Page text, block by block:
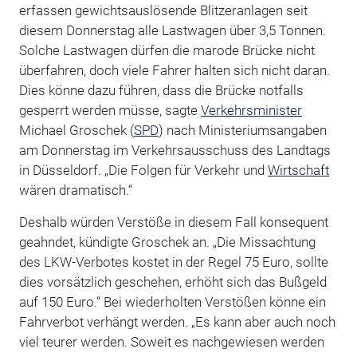
erfassen gewichtsauslösende Blitzeranlagen seit
diesem Donnerstag alle Lastwagen über 3,5 Tonnen.
Solche Lastwagen dürfen die marode Brücke nicht
überfahren, doch viele Fahrer halten sich nicht daran.
Dies könne dazu führen, dass die Brücke notfalls
gesperrt werden müsse, sagte Verkehrsminister
Michael Groschek (SPD) nach Ministeriumsangaben
am Donnerstag im Verkehrsausschuss des Landtags
in Düsseldorf. „Die Folgen für Verkehr und Wirtschaft
wären dramatisch.“
Deshalb würden Verstöße in diesem Fall konsequent
geahndet, kündigte Groschek an. „Die Missachtung
des LKW-Verbotes kostet in der Regel 75 Euro, sollte
dies vorsätzlich geschehen, erhöht sich das Bußgeld
auf 150 Euro.“ Bei wiederholten Verstößen könne ein
Fahrverbot verhängt werden. „Es kann aber auch noch
viel teurer werden. Soweit es nachgewiesen werden